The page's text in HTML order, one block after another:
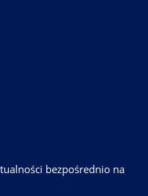
bezpośrednio na